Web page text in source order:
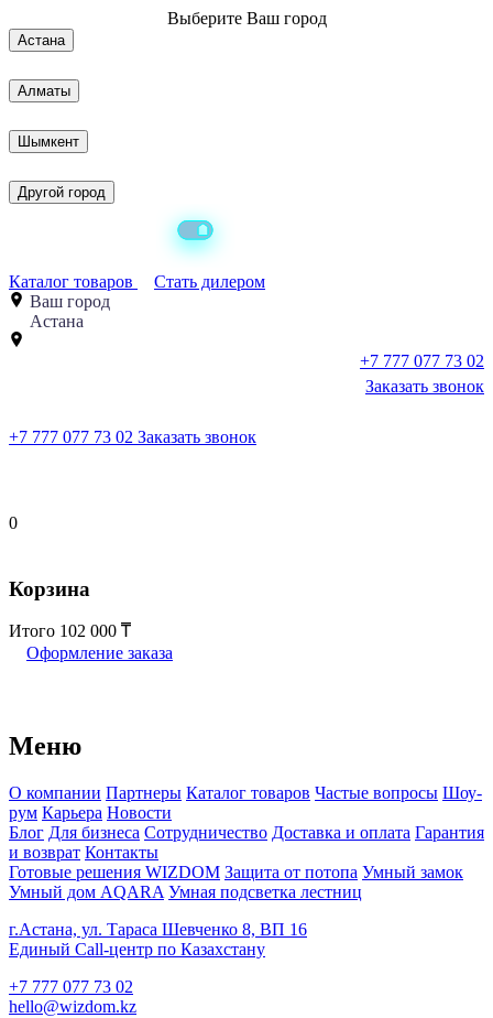
Выберите Ваш город
Астана
Алматы
Шымкент
Другой город
Каталог товаров
Стать дилером
Ваш город
Астана
+7 777 077 73 02
Заказать звонок
+7 777 077 73 02 Заказать звонок
0
Корзина
Итого 102 000
Оформление заказа
Меню
О компании Партнеры Каталог товаров Частые вопросы Шоу-
рум Карьера Новости
Блог Для бизнеса Сотрудничество Доставка и оплата Гарантия
и возврат Контакты
Готовые решения WIZDOM Защита от потопа Умный замок
Умный дом AQARA Умная подсветка лестниц
г.Астана, ул. Тараса Шевченко 8, ВП 16
Единый Call-центр по Казахстану
+7 777 077 73 02
hello@wizdom.kz